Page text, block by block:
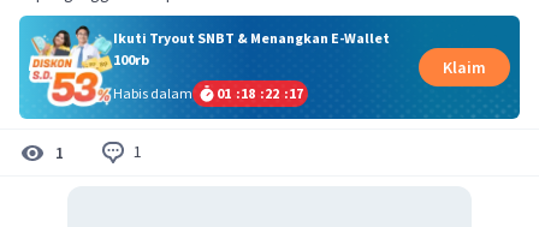
Ikuti Tryout SNBT & Menangkan E-Wallet
100rb
Habis dalam
01 :18 :22 :17
Klaim
1 1